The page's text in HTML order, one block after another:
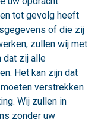
tot gevolg heeft
of die zij
zullen wij met
dat zij alle
Het kan zijn dat
verstrekken
Wij zullen in
zonder uw